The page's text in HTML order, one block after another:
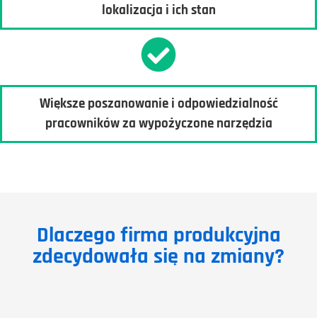
lokalizacja i ich stan
Większe poszanowanie i odpowiedzialność
pracowników za wypożyczone narzędzia
Dlaczego firma produkcyjna
zdecydowała się na zmiany?